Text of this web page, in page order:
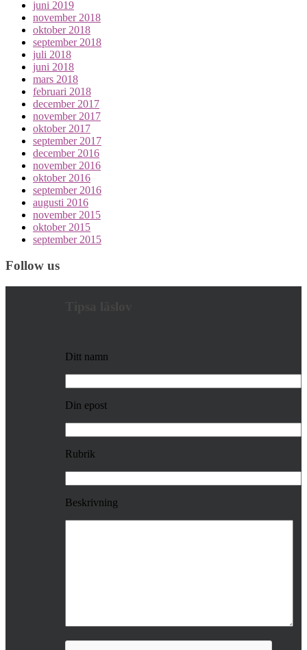
juni 2019
november 2018
oktober 2018
september 2018
juli 2018
juni 2018
mars 2018
februari 2018
december 2017
november 2017
oktober 2017
september 2017
december 2016
november 2016
oktober 2016
september 2016
augusti 2016
november 2015
oktober 2015
september 2015
Follow us
Ditt namn
Din epost
Rubrik
Beskrivning